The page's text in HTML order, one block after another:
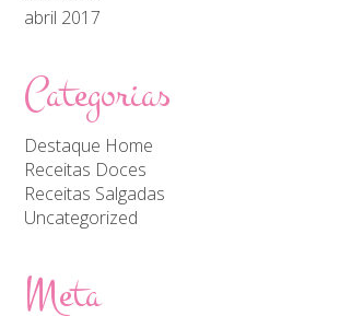
abril 2017
Categorias
Destaque Home
Receitas Doces
Receitas Salgadas
Uncategorized
Meta